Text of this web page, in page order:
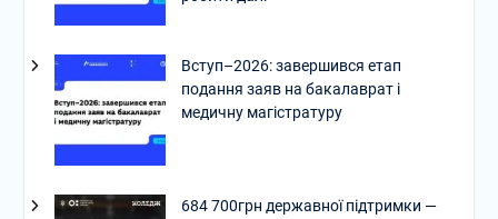
Вступ–2026: завершився етап
подання заяв на бакалаврат і
медичну магістратуру
684 700грн державної підтримки —